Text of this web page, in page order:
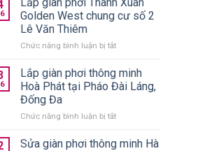
chính
từ
áo
gọn
chọn
loại
nào
Golden West chung cư số 2
Lê Văn Thiêm
Chức năng bình luận bị tắtở
giàn
phơi
Thanh
Golden
chung
Lắp giàn phơi thông minh
Hoà Phát tại Pháo Đài Láng,
Đống Đa
Chức năng bình luận bị tắtở
giàn
Sửa giàn phơi thông minh Hà